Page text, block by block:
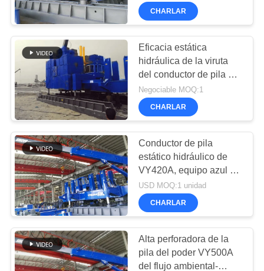
COMPANY
NEWS
MAPA
DEL
SITIO
POLÍTICA
DE
PRIVACIDAD
transformación de la pila
CHARLAR
Eficacia estática
hidráulica de la viruta
del conductor de pila de
la confiabilidad VY320A
alta
Negociable MOQ:1
CHARLAR
Conductor de pila
estático hidráulico de
VY420A, equipo azul de
la perforación de la pila
de SINOVO
USD MOQ:1 unidad
CHARLAR
Alta perforadora de la
pila del poder VY500A
del flujo ambiental-